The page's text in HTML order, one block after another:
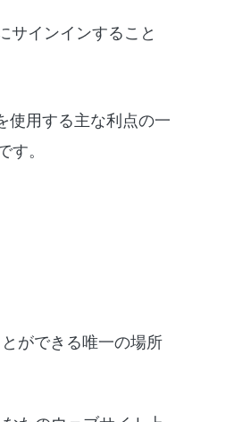
インインすること
用する主な利点の一
。
ができる唯一の場所